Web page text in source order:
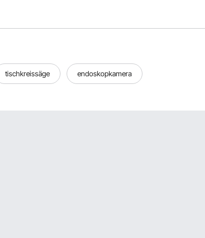
tischkreissäge endoskopkamera